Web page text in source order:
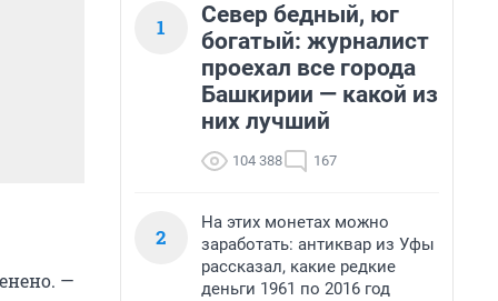
—
1
Север бедный, юг
богатый: журналист
проехал все города
Башкирии — какой из
них лучший
104 388 167
2
На этих монетах можно
заработать: антиквар из Уфы
рассказал, какие редкие
деньги 1961 по 2016 год